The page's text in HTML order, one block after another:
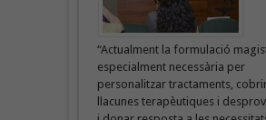
“Actualment la formulació
especialment necessària per
personalitzar tractaments,
llacunes terapèutiques i